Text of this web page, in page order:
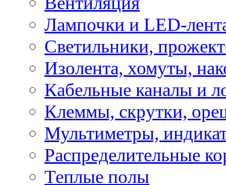
Лампочки и LED-
Светильники,
Изолента, хомуты,
Кабельные каналы и
Клеммы, скрутки,
Мультиметры,
Распределительные
Теплые полы